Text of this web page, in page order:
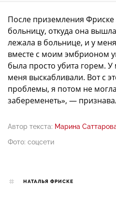
После приземления Фриске
больницу, откуда она
лежала в больнице, и у
вместе с моим эмбрионом
была просто убита горем.
меня выскабливали. Вот с
проблемы, я потом не
забеременеть», —
Автор текста: Марина
Фото: соцсети
НАТАЛЬЯ ФРИСКЕ